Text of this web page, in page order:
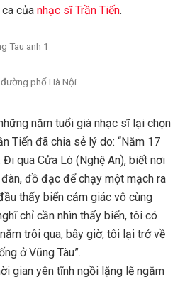
của nhạc sĩ Trần Tiến.
phố Hà Nội.
năm tuổi già nhạc sĩ lại chọn
Tiến đã chia sẻ lý do: “Năm 17
qua Cửa Lò (Nghệ An), biết nơi
đồ đạc để chạy một mạch ra
thấy biển cảm giác vô cùng
chỉ cần nhìn thấy biển, tôi có
trôi qua, bây giờ, tôi lại trở về
ở Vũng Tàu”.
gian yên tĩnh ngồi lặng lẽ ngắm